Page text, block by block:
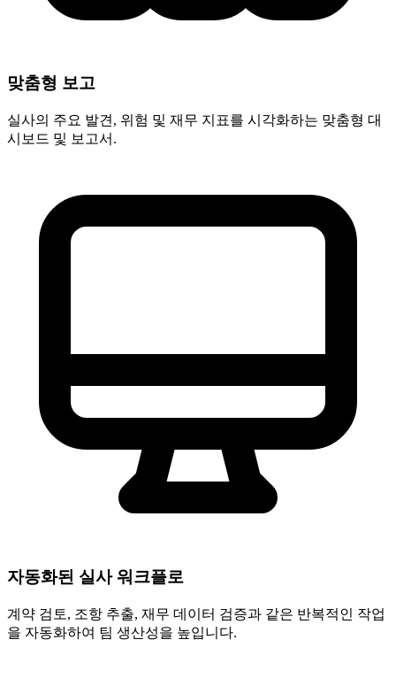
맞춤형 보고
실사의 주요 발견, 위험 및 재무 지표를 시각화하는 맞춤형 대
시보드 및 보고서.
자동화된 실사 워크플로
계약 검토, 조항 추출, 재무 데이터 검증과 같은 반복적인 작업
을 자동화하여 팀 생산성을 높입니다.